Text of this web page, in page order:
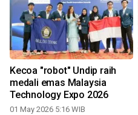
Kecoa "robot" Undip raih
medali emas Malaysia
Technology Expo 2026
01 May 2026 5:16 WIB